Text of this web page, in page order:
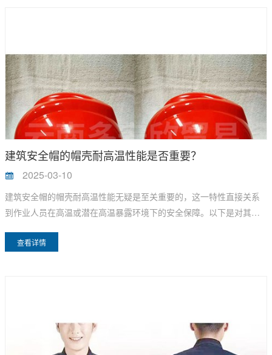
建筑安全帽的帽壳耐高温性能是否重要？
2025-03-10
建筑安全帽的帽壳耐高温性能无疑是至关重要的，这一特性直接关系
到作业人员在高温或潜在高温暴露环境下的安全保障。以下是对其重
查看详情